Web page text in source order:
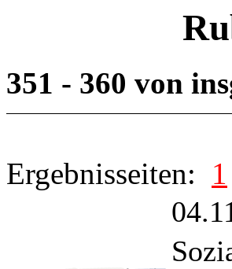
351 - 360 von
Ergebnisseiten: 1